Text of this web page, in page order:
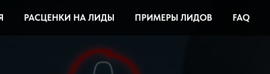
РАСЦЕНКИ НА ЛИДЫ ПРИМЕРЫ ЛИДОВ FAQ